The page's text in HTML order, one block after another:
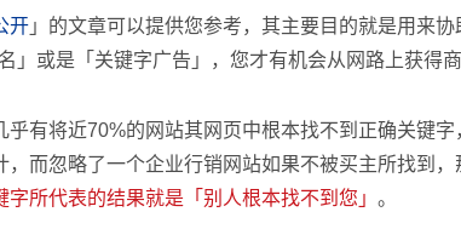
开 」的文章可以提供您参考，其主要目的就是用来
或是「关键字广告」，您才有机会从网路上获得商
有将近70%的网站其网页中根本找不到正确关键
而忽略了一个企业行销网站如果不被买主所找到
字所代表的结果就是「别人根本找不到您」 。